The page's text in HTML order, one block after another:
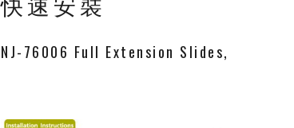
NJ-76006 Full Extension Slides,